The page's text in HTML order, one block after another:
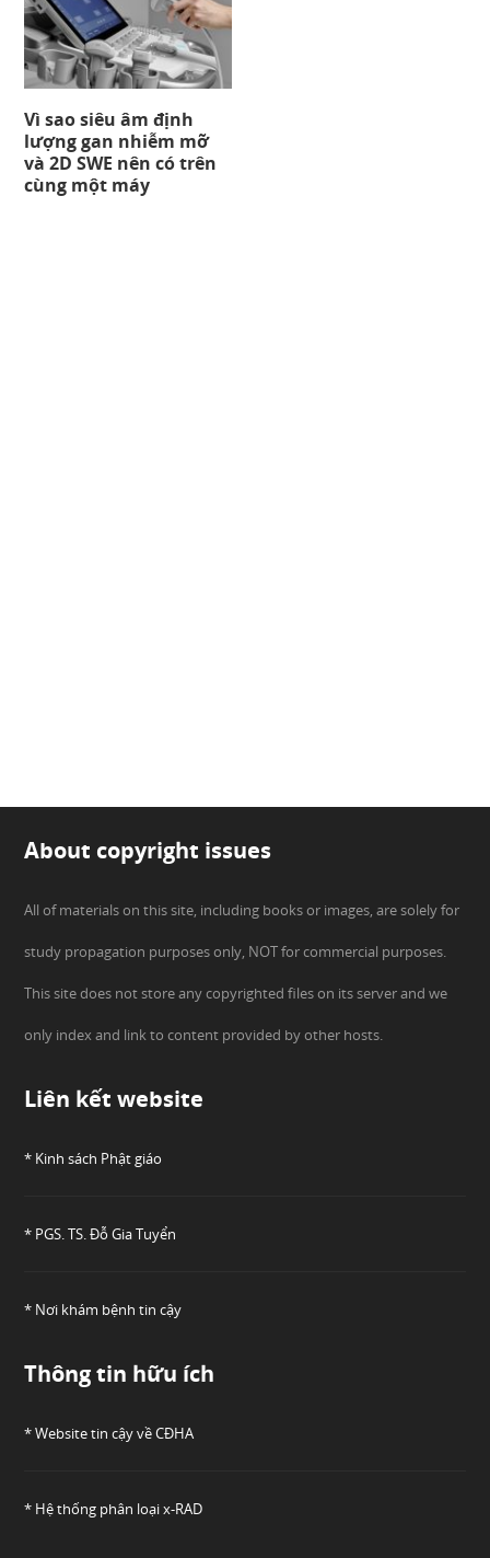
Vì sao siêu âm định
lượng gan nhiễm mỡ
và 2D SWE nên có trên
cùng một máy
About copyright issues
All of materials on this site, including books or images, are solely for
study propagation purposes only, NOT for commercial purposes.
This site does not store any copyrighted files on its server and we
only index and link to content provided by other hosts.
Liên kết website
* Kinh sách Phật giáo
* PGS. TS. Đỗ Gia Tuyển
* Nơi khám bệnh tin cậy
Thông tin hữu ích
* Website tin cậy về CĐHA
* Hệ thống phân loại x-RAD